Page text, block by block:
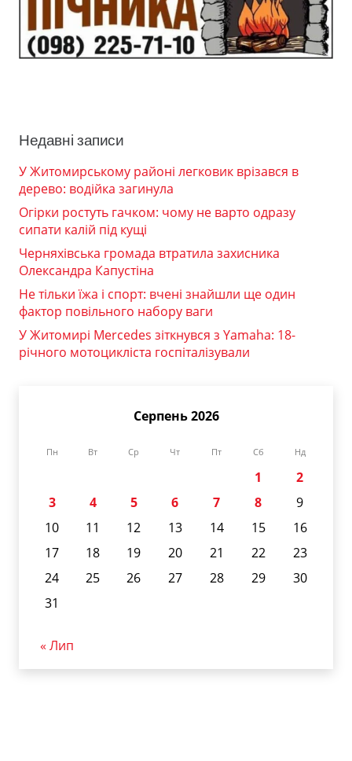
Недавні записи
У Житомирському районі легковик врізався в
дерево: водійка загинула
Огірки ростуть гачком: чому не варто одразу
сипати калій під кущі
Черняхівська громада втратила захисника
Олександра Капустіна
Не тільки їжа і спорт: вчені знайшли ще один
фактор повільного набору ваги
У Житомирі Mercedes зіткнувся з Yamaha: 18-
річного мотоцикліста госпіталізували
Серпень 2026
Пн Вт Ср Чт Пт Сб Нд
1
2
3
4 5 6 7 8
9
10
11 12 13 14 15
16
17
18 19 20 21 22
23
24
25 26 27 28 29
30
31
« Лип